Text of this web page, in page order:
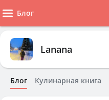
Блог
Lanana
Блог Кулинарная книга